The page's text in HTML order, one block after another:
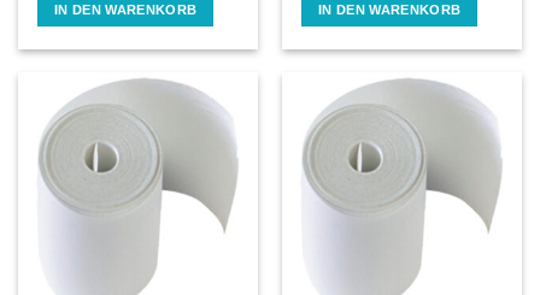
IN DEN WARENKORB IN DEN WARENKORB